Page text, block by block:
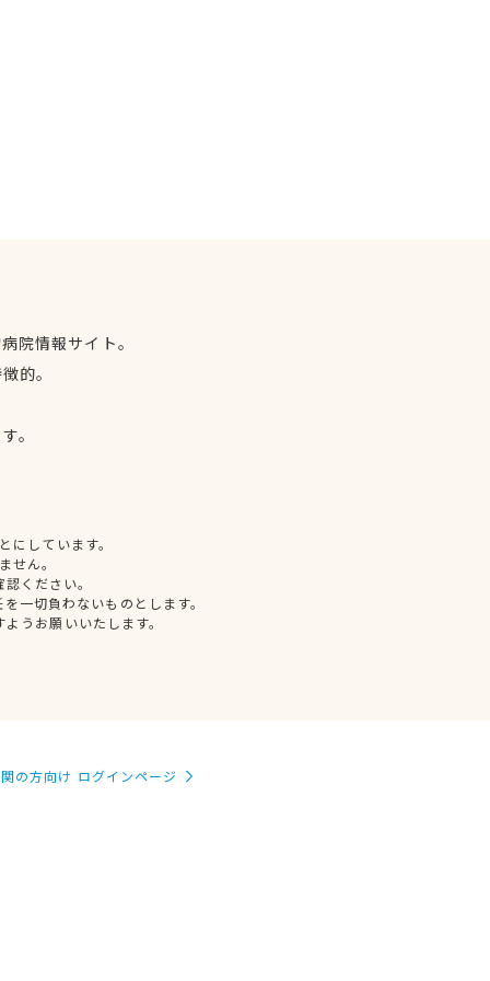
院情報サイト。
的。
。
しています。
せん。
ください。
一切負わないものとします。
うお願いいたします。
の方向け ログインページ